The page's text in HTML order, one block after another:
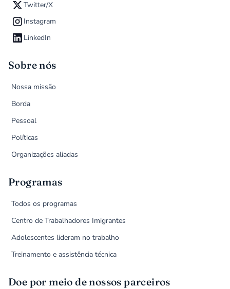
Twitter/X
Instagram
LinkedIn
Sobre nós
Nossa missão
Borda
Pessoal
Políticas
Organizações aliadas
Programas
Todos os programas
Centro de Trabalhadores Imigrantes
Adolescentes lideram no trabalho
Treinamento e assistência técnica
Doe por meio de nossos parceiros